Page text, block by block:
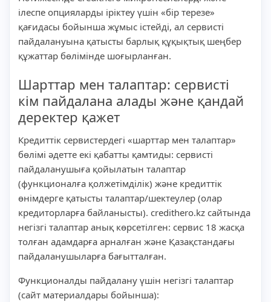
ілеспе опцияларды іріктеу үшін «бір терезе»
қағидасы бойынша жұмыс істейді, ал сервисті
пайдалануына қатысты барлық құқықтық шеңбер
құжаттар бөлімінде шоғырланған.
Шарттар мен талаптар: сервисті
кім пайдалана алады және қандай
деректер қажет
Кредиттік сервистердегі «шарттар мен талаптар»
бөлімі әдетте екі қабатты қамтиды: сервисті
пайдаланушыға қойылатын талаптар
(функционалға қолжетімділік) және кредиттік
өнімдерге қатысты талаптар/шектеулер (олар
кредиторларға байланысты). credithero.kz сайтында
негізгі талаптар анық көрсетілген: сервис 18 жасқа
толған адамдарға арналған және Қазақстандағы
пайдаланушыларға бағытталған.
Функционалды пайдалану үшін негізгі талаптар
(сайт материалдары бойынша):